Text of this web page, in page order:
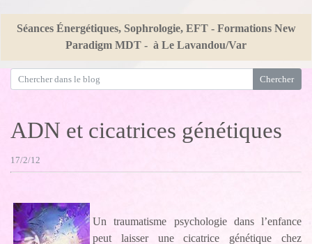
Séances Énergétiques, Sophrologie, EFT - Formations New
Paradigm MDT - à Le Lavandou/Var
ADN et cicatrices génétiques
17/2/12
Un traumatisme psychologie dans l’enfance
peut laisser une cicatrice génétique chez